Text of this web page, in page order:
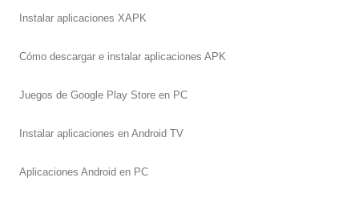
Instalar aplicaciones XAPK
Cómo descargar e instalar aplicaciones APK
Juegos de Google Play Store en PC
Instalar aplicaciones en Android TV
Aplicaciones Android en PC